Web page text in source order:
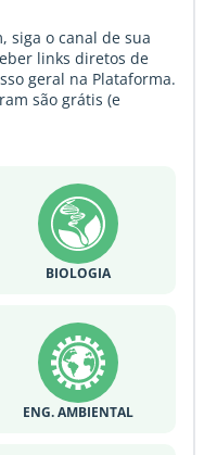
siga o canal de sua
links diretos de
geral na Plataforma.
são grátis (e
BIOLOGIA
ENG. AMBIENTAL